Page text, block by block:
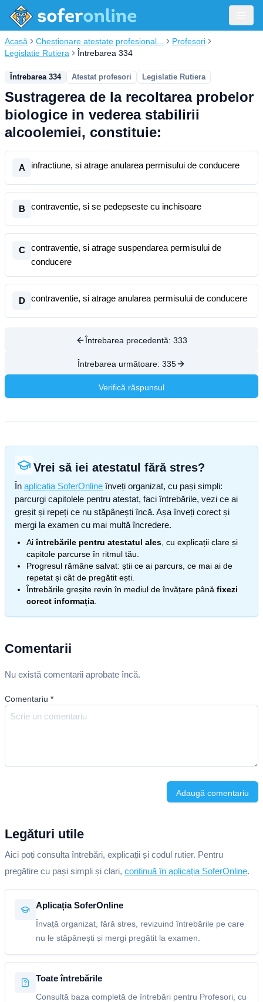
Acasă Chestionare atestate profesional...
Profesori
Legislatie Rutiera
Întrebarea 334
Întrebarea 334 Atestat profesori Legislatie Rutiera
Sustragerea de la recoltarea probelor
biologice in vederea stabilirii
alcoolemiei, constituie:
A infractiune, si atrage anularea permisului de conducere
B contraventie, si se pedepseste cu inchisoare
C
contraventie, si atrage suspendarea permisului de
conducere
D contraventie, si atrage anularea permisului de conducere
Întrebarea precedentă: 333
Întrebarea următoare: 335
Verifică răspunsul
Vrei să iei atestatul fără stres?
În aplicația SoferOnline înveți organizat, cu pași simpli:
parcurgi capitolele pentru atestat, faci întrebările, vezi ce ai
greșit și repeți ce nu stăpânești încă. Așa înveți corect și
mergi la examen cu mai multă încredere.
Aiîntrebările pentru atestatul ales , cu explicații clare și
capitole parcurse în ritmul tău.
Progresul rămâne salvat: știi ce ai parcurs, ce mai ai de
repetat și cât de pregătit ești.
Întrebările greșite revin în mediul de învățare până fixezi
corect informația
Comentarii
Nu există comentarii aprobate încă.
Comentariu *
Adaugă comentariu
Legături utile
Aici poți consulta întrebări, explicații și codul rutier. Pentru
pregătire cu pași simpli și clari, continuă în aplicația SoferOnline.
Aplicația SoferOnline
Învață organizat, fără stres, revizuind întrebările pe care
nu le stăpânești și mergi pregătit la examen.
Toate întrebările
Consultă baza completă de întrebări pentru Profesori, cu